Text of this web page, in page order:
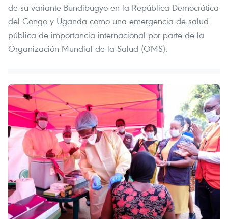
de su variante Bundibugyo en la República Democrática
del Congo y Uganda como una emergencia de salud
pública de importancia internacional por parte de la
Organización Mundial de la Salud (OMS).